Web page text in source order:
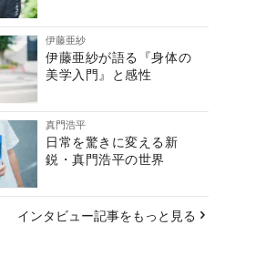
伊藤亜紗
伊藤亜紗が語る『身体の
美学入門』と感性
真門浩平
日常を驚きに変える新
鋭・真門浩平の世界
インタビュー記事をもっと見る